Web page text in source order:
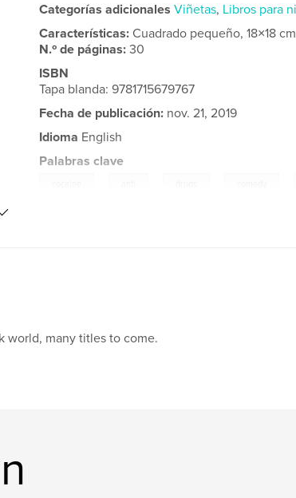
Categorías adicionales Viñetas, Libros para
Características:Cuadrado pequeño, 18×18 cm
N.º de páginas:30
ISBN
Tapa blanda: 9781715679767
Fecha de publicación: nov. 21, 2019
Idioma English
Palabras clave
world, many titles to come.